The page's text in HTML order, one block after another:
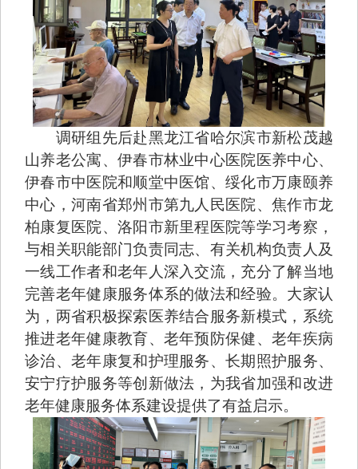
调研组先后赴黑龙江省哈尔滨市新松茂越
山养老公寓、伊春市林业中心医院医养中心、
伊春市中医院和顺堂中医馆、绥化市万康颐养
中心，河南省郑州市第九人民医院、焦作市龙
柏康复医院、洛阳市新里程医院等学习考察，
与相关职能部门负责同志、有关机构负责人及
一线工作者和老年人深入交流，充分了解当地
完善老年健康服务体系的做法和经验。大家认
为，两省积极探索医养结合服务新模式，系统
推进老年健康教育、老年预防保健、老年疾病
诊治、老年康复和护理服务、长期照护服务、
安宁疗护服务等创新做法，为我省加强和改进
老年健康服务体系建设提供了有益启示。